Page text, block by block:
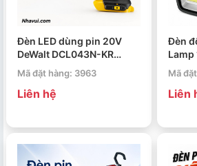
Đèn LED dùng pin 20V
DeWalt DCL043N-KR
(Chưa Pin & Sạc)
Mã đặt hàng: 3963
Liên hệ
Đèn
Lamp
Mã
Liên